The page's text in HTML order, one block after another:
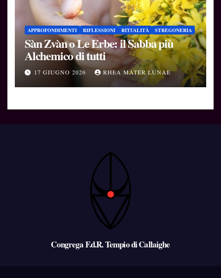
APPROFONDIMENTI RIFLESSIONI RITUALITÀ STREGONERIA
Sàn Zvàn o Le Erbe: il Sabba più
Alchemico di tutti
17 GIUGNO 2026 RHEA MATER LUNAE
Congrega F.d.R. Tempio di Callaighe